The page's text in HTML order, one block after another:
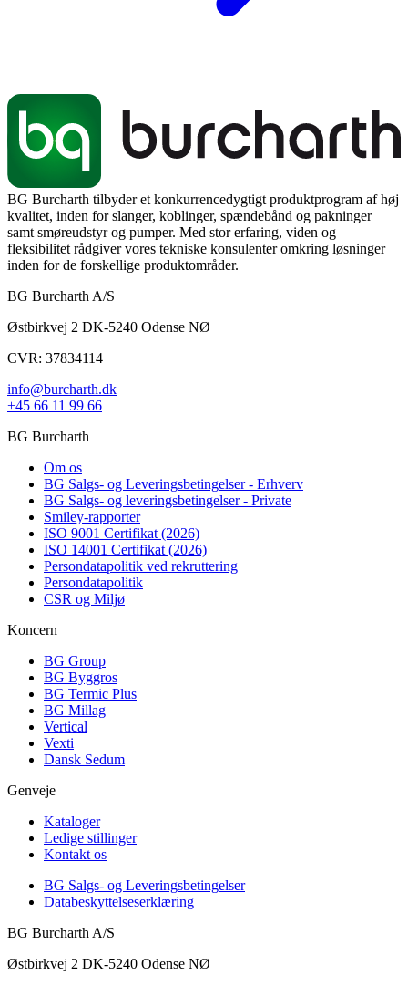
BG Burcharth tilbyder et konkurrencedygtigt produktprogram af høj
kvalitet, inden for slanger, koblinger, spændebånd og pakninger
samt smøreudstyr og pumper. Med stor erfaring, viden og
fleksibilitet rådgiver vores tekniske konsulenter omkring løsninger
inden for de forskellige produktområder.
BG Burcharth A/S
Østbirkvej 2 DK-5240 Odense NØ
CVR: 37834114
info@burcharth.dk
+45 66 11 99 66
BG Burcharth
Om os
BG Salgs- og Leveringsbetingelser - Erhverv
BG Salgs- og leveringsbetingelser - Private
Smiley-rapporter
ISO 9001 Certifikat (2026)
ISO 14001 Certifikat (2026)
Persondatapolitik ved rekruttering
Persondatapolitik
CSR og Miljø
Koncern
BG Group
BG Byggros
BG Termic Plus
BG Millag
Vertical
Vexti
Dansk Sedum
Genveje
Kataloger
Ledige stillinger
Kontakt os
BG Salgs- og Leveringsbetingelser
Databeskyttelseserklæring
BG Burcharth A/S
Østbirkvej 2 DK-5240 Odense NØ